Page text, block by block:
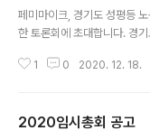
페미마이크, 경기도 성평등
한 토론회에 초대합니다. 경
니다. 일시 : 2020년 12월
줌 주소를 보내드립니다.
1 0 2020. 12. 18.
2020임시총회 공고